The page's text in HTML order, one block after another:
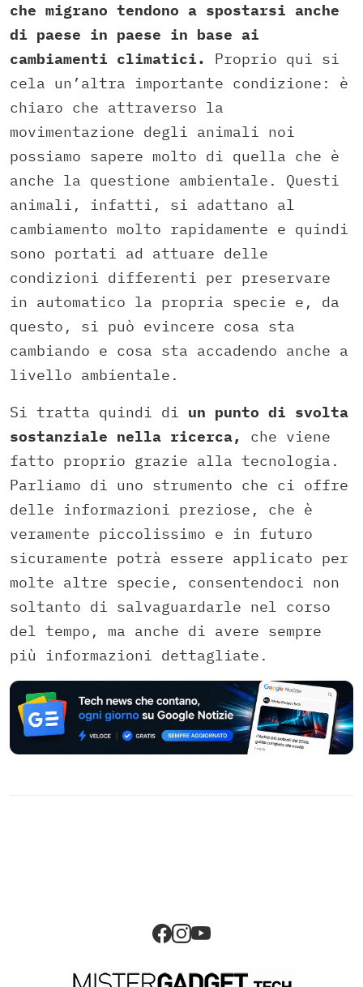
che migrano tendono a spostarsi anche
di paese in paese in base ai
cambiamenti climatici.
Proprio qui si
cela un’altra importante condizione: è
chiaro che attraverso la
movimentazione degli animali noi
possiamo sapere molto di quella che è
anche la questione ambientale. Questi
animali, infatti, si adattano al
cambiamento molto rapidamente e quindi
sono portati ad attuare delle
condizioni differenti per preservare
in automatico la propria specie e, da
questo, si può evincere cosa sta
cambiando e cosa sta accadendo anche a
livello ambientale.
Si tratta quindi di un punto di svolta
sostanziale nella ricerca,
che viene
fatto proprio grazie alla tecnologia.
Parliamo di uno strumento che ci offre
delle informazioni preziose, che è
veramente piccolissimo e in futuro
sicuramente potrà essere applicato per
molte altre specie, consentendoci non
soltanto di salvaguardarle nel corso
del tempo, ma anche di avere sempre
più informazioni dettagliate.